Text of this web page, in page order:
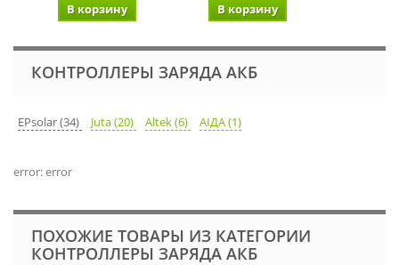
В корзину
В корзину
КОНТРОЛЛЕРЫ ЗАРЯДА АКБ
EPsolar (34) Juta (20) Altek (6) АІДА (1)
error: error
ПОХОЖИЕ ТОВАРЫ ИЗ КАТЕГОРИИ
КОНТРОЛЛЕРЫ ЗАРЯДА АКБ